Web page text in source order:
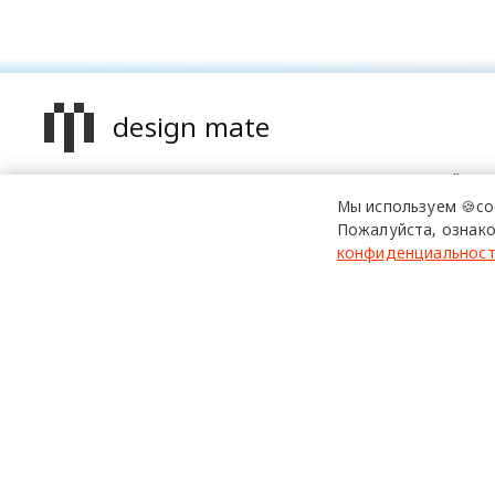
design mate
Design Mate - независимое интернет издание о дизайне
проявлениях. Создаем авторский контент для
архитекторов и всех неравнодушных к красоте с 2016
Мы используем
Пожалуйста,